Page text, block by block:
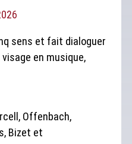
sens et fait dialoguer
en musique,
Offenbach,
Bizet et